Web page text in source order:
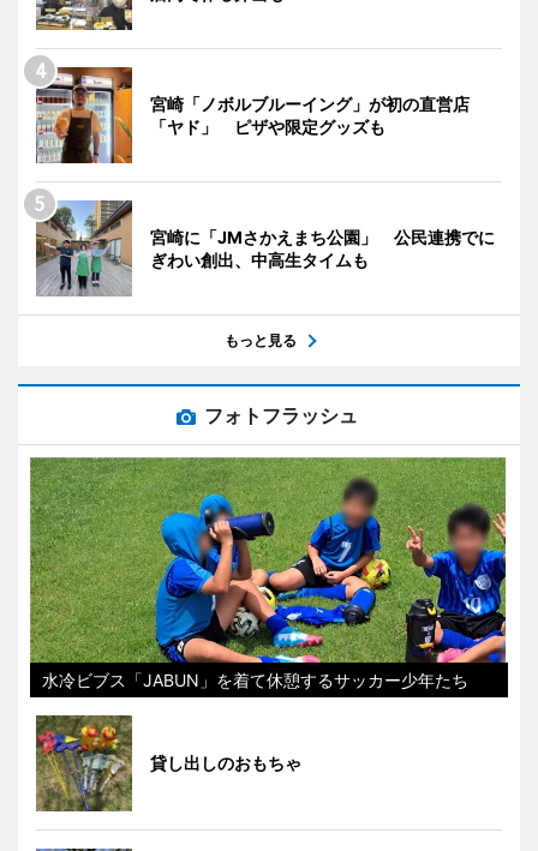
宮崎「ノボルブルーイング」が初の直営店
「ヤド」 ピザや限定グッズも
宮崎に「JMさかえまち公園」 公民連携でに
ぎわい創出、中高生タイムも
もっと見る
フォトフラッシュ
水冷ビブス「JABUN」を着て休憩するサッカー少年たち
貸し出しのおもちゃ